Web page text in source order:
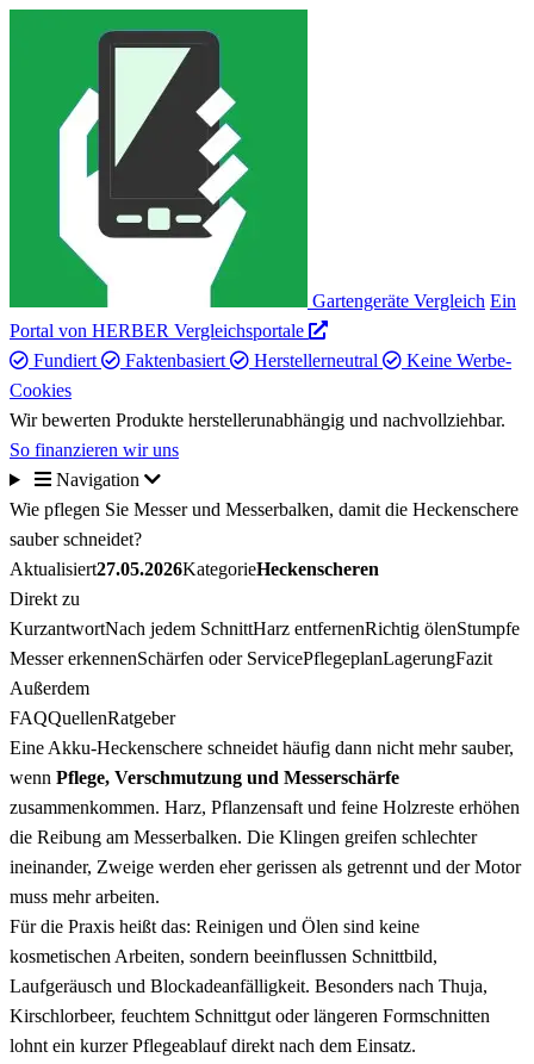
Gartengeräte Vergleich Ein
Portal von HERBER Vergleichsportale
Fundiert
Faktenbasiert Herstellerneutral
Keine Werbe-
Cookies
Wir bewerten Produkte herstellerunabhängig und nachvollziehbar.
So finanzieren wir uns
Navigation
Wie pflegen Sie Messer und Messerbalken, damit die Heckenschere
sauber schneidet?
Aktualisiert27.05.2026KategorieHeckenscheren
Direkt zu
KurzantwortNach jedem SchnittHarz entfernenRichtig ölenStumpfe
Messer erkennenSchärfen oder ServicePflegeplanLagerungFazit
Außerdem
FAQQuellenRatgeber
Eine Akku-Heckenschere schneidet häufig dann nicht mehr sauber,
wenn Pflege, Verschmutzung und Messerschärfe
zusammenkommen. Harz, Pflanzensaft und feine Holzreste erhöhen
die Reibung am Messerbalken. Die Klingen greifen schlechter
ineinander, Zweige werden eher gerissen als getrennt und der Motor
muss mehr arbeiten.
Für die Praxis heißt das: Reinigen und Ölen sind keine
kosmetischen Arbeiten, sondern beeinflussen Schnittbild,
Laufgeräusch und Blockadeanfälligkeit. Besonders nach Thuja,
Kirschlorbeer, feuchtem Schnittgut oder längeren Formschnitten
lohnt ein kurzer Pflegeablauf direkt nach dem Einsatz.